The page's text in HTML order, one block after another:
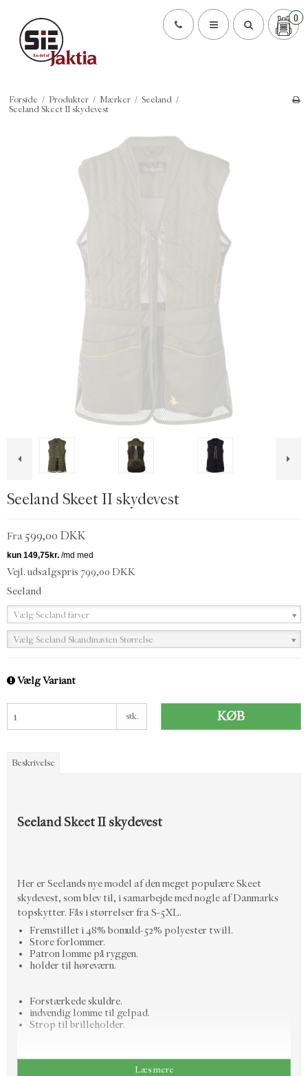
0
Forside / Produkter / Mærker / Seeland /
Seeland Skeet II skydevest
Seeland Skeet II skydevest
Fra 599,00 DKK
Vejl. udsalgspris 799,00 DKK
Seeland
Vælg Seeland farver
Vælg Seeland Skandinavien Størrelse
Vælg Variant
stk. KØB
Beskrivelse
Seeland Skeet II skydevest
Her er Seelands nye model af den meget populære Skeet
skydevest, som blev til, i samarbejde med nogle af Danmarks
topskytter. Fås i størrelser fra S-5XL.
Fremstillet i 48% bomuld-52% polyester twill.
Store forlommer.
Patron lomme på ryggen.
holder til høreværn.
Forstærkede skuldre.
indvendig lomme til gelpad.
Strop til brilleholder.
Find din størrelse her:
Læs mere